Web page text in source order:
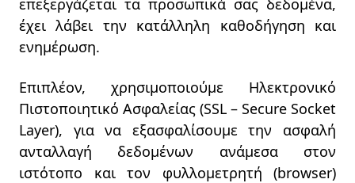
επεξεργάζεται τα προσωπικά σας δεδομένα,
έχει λάβει την κατάλληλη καθοδήγηση και
ενημέρωση.
Επιπλέον, χρησιμοποιούμε Ηλεκτρονικό
Πιστοποιητικό Ασφαλείας (SSL – Secure Socket
Layer), για να εξασφαλίσουμε την ασφαλή
ανταλλαγή δεδομένων ανάμεσα στον
ιστότοπο και τον φυλλομετρητή (browser)